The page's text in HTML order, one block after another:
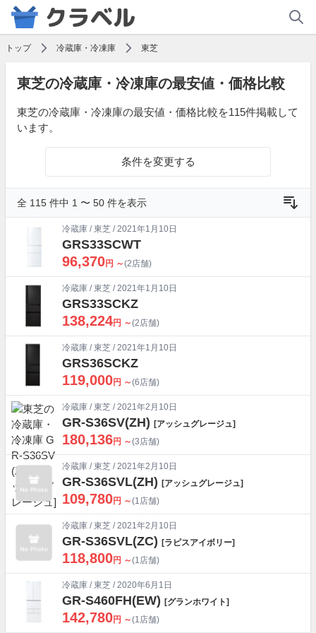
トップ 冷蔵庫・冷凍庫 東芝
東芝の冷蔵庫・冷凍庫の最安値・価格比較
東芝の冷蔵庫・冷凍庫の最安値・価格比較を115件掲載して
います。
条件を変更する
全 115 件中 1 〜 50 件を表示
冷蔵庫 /東芝 / 2021年1月10日
GRS33SCWT
96,370円 ～(2店舗)
冷蔵庫 /東芝 / 2021年1月10日
GRS33SCKZ
138,224円 ～(2店舗)
冷蔵庫 /東芝 / 2021年1月10日
GRS36SCKZ
119,000円 ～(6店舗)
冷蔵庫 /東芝 / 2021年2月10日
GR-S36SV(ZH) [アッシュグレージュ]
180,136円 ～(3店舗)
冷蔵庫 /東芝 / 2021年2月10日
GR-S36SVL(ZH) [アッシュグレージュ]
109,780円 ～(1店舗)
冷蔵庫 /東芝 / 2021年2月10日
GR-S36SVL(ZC) [ラピスアイボリー]
118,800円 ～(1店舗)
冷蔵庫 /東芝 / 2020年6月1日
GR-S460FH(EW) [グランホワイト]
142,780円 ～(1店舗)